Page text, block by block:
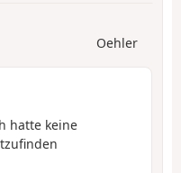
Oehler
hatte keine